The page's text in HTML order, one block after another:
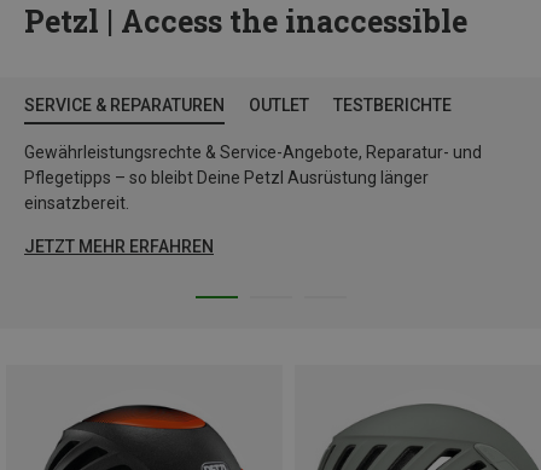
Petzl | Access the inaccessible
SERVICE & REPARATUREN OUTLET TESTBERICHTE
Gewährleistungsrechte & Service-Angebote, Reparatur- und
Pflegetipps – so bleibt Deine Petzl Ausrüstung länger
einsatzbereit.
JETZT MEHR ERFAHREN